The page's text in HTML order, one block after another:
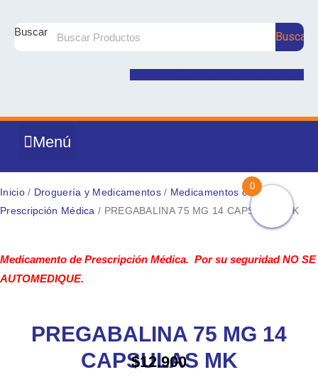
contenido
Buscar Buscar
Menú
Inicio/ Droguería y Medicamentos/ Medicamentos con
Prescripción Médica / PREGABALINA 75 MG 14 CAPSULAS MK
Medicamento de Prescripción Médica. Por su seguridad NO SE
AUTOMEDIQUE.
PREGABALINA 75 MG 14
CAPSULAS MK
$12.900
75
MG
0